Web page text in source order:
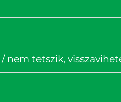
tetszik,